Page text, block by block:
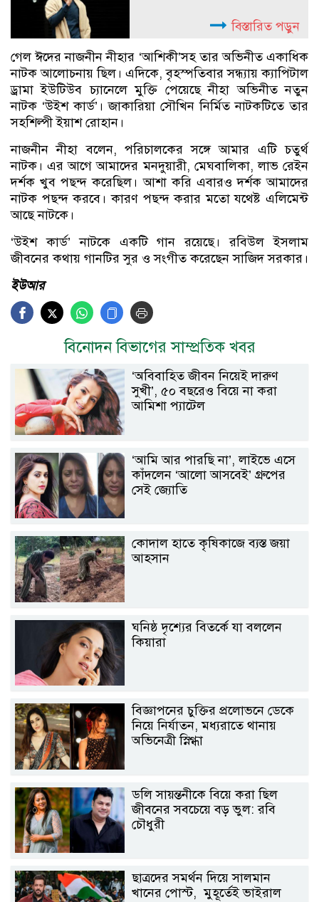
বিস্তারিত পড়ুন
গেল ঈদের নাজনীন নীহার ‘আশিকী’সহ তার অভিনীত একাধিক
নাটক আলোচনায় ছিল। এদিকে, বৃহস্পতিবার সন্ধ্যায় ক্যাপিটাল
ড্রামা ইউটিউব চ্যানেলে মুক্তি পেয়েছে নীহা অভিনীত নতুন
নাটক ‘উইশ কার্ড’। জাকারিয়া সৌখিন নির্মিত নাটকটিতে তার
সহশিল্পী ইয়াশ রোহান।
নাজনীন নীহা বলেন, পরিচালকের সঙ্গে আমার এটি চতুর্থ
নাটক। এর আগে আমাদের মনদুয়ারী, মেঘবালিকা, লাভ রেইন
দর্শক খুব পছন্দ করেছিল। আশা করি এবারও দর্শক আমাদের
নাটক পছন্দ করবে। কারণ পছন্দ করার মতো যথেষ্ট এলিমেন্ট
আছে নাটকে।
‘উইশ কার্ড’ নাটকে একটি গান রয়েছে। রবিউল ইসলাম
জীবনের কথায় গানটির সুর ও সংগীত করেছেন সাজিদ সরকার।
ইউআর
বিনোদন বিভাগের সাম্প্রতিক খবর
‘অবিবাহিত জীবন নিয়েই দারুণ
সুখী’, ৫০ বছরেও বিয়ে না করা
আমিশা প্যাটেল
‘আমি আর পারছি না’, লাইভে এসে
কাঁদলেন ‘আলো আসবেই’ গ্রুপের
সেই জ্যোতি
কোদাল হাতে কৃষিকাজে ব্যস্ত জয়া
আহসান
ঘনিষ্ঠ দৃশ্যের বিতর্কে যা বললেন
কিয়ারা
বিজ্ঞাপনের চুক্তির প্রলোভনে ডেকে
নিয়ে নির্যাতন, মধ্যরাতে থানায়
অভিনেত্রী স্নিগ্ধা
ডলি সায়ন্তনীকে বিয়ে করা ছিল
জীবনের সবচেয়ে বড় ভুল: রবি
চৌধুরী
ছাত্রদের সমর্থন দিয়ে সালমান
খানের পোস্ট, মুহূর্তেই ভাইরাল